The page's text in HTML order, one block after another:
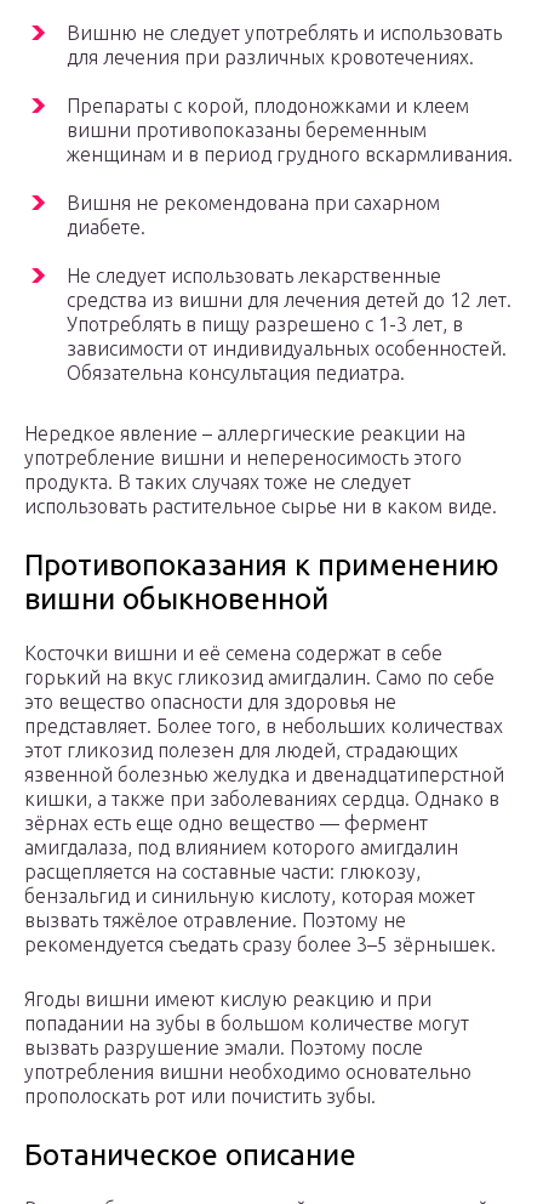
Вишню не следует употреблять и использовать
для лечения при различных кровотечениях.
Препараты с корой, плодоножками и клеем
вишни противопоказаны беременным
женщинам и в период грудного вскармливания.
Вишня не рекомендована при сахарном
диабете.
Не следует использовать лекарственные
средства из вишни для лечения детей до 12 лет.
Употреблять в пищу разрешено с 1-3 лет, в
зависимости от индивидуальных особенностей.
Обязательна консультация педиатра.
Нередкое явление – аллергические реакции на
употребление вишни и непереносимость этого
продукта. В таких случаях тоже не следует
использовать растительное сырье ни в каком виде.
Противопоказания к применению
вишни обыкновенной
Косточки вишни и её семена содержат в себе
горький на вкус гликозид амигдалин. Само по себе
это вещество опасности для здоровья не
представляет. Более того, в небольших количествах
этот гликозид полезен для людей, страдающих
язвенной болезнью желудка и двенадцатиперстной
кишки, а также при заболеваниях сердца. Однако в
зёрнах есть еще одно вещество — фермент
амигдалаза, под влиянием которого амигдалин
расщепляется на составные части: глюкозу,
бензальгид и синильную кислоту, которая может
вызвать тяжёлое отравление. Поэтому не
рекомендуется съедать сразу более 3–5 зёрнышек.
Ягоды вишни имеют кислую реакцию и при
попадании на зубы в большом количестве могут
вызвать разрушение эмали. Поэтому после
употребления вишни необходимо основательно
прополоскать рот или почистить зубы.
Ботаническое описание